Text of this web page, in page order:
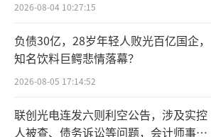
监测结果显示，流感当前
行期，大多数省份的流行强度
目前，流感检测阳性率上升趋
着中小学校的陆续放假，预计
感活动水平可能会逐步下降。
2026-08-04 10:27:15
负债30亿，28岁年轻人败光百亿国企，
知名饮料巨鳄悲情落幕？
2026-08-05 17:14:52
联创光电连发六则利空公告，涉及实控
人被查、债务诉讼等问题，会计师事务